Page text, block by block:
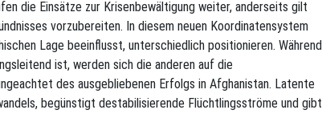
die Einsätze zur Krisenbewältigung weiter, anderseits gilt
vorzubereiten. In diesem neuen Koordinatensystem
Lage beeinflusst, unterschiedlich positionieren. Während
ist, werden sich die anderen auf die
des ausgebliebenen Erfolgs in Afghanistan. Latente
begünstigt destabilisierende Flüchtlingsströme und gibt